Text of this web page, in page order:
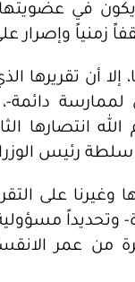
في عضويتها
زمنياً وإصرار
أن تقريرها
دائمة-،
انتصارها
سلطة رئيس
على
وتحديداً
من عمر